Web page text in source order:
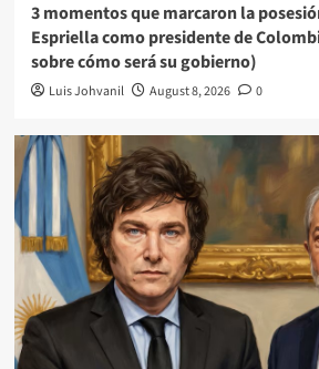
3 momentos que marcaron la
Espriella como presidente de
sobre cómo será su gobierno)
Luis Johvanil August 8, 2026 0